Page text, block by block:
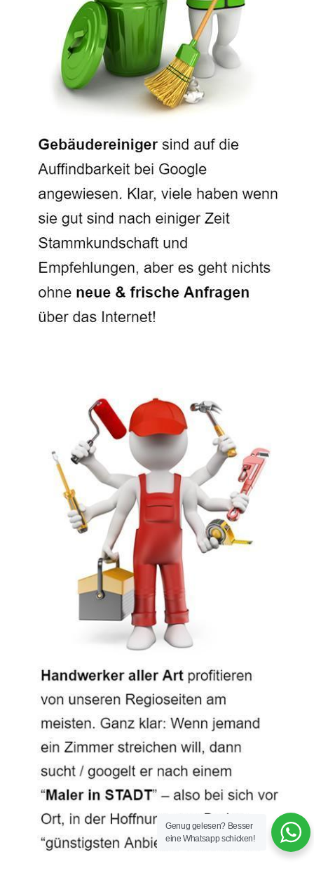
Genug gelesen? Besser
eine Whatsapp schicken!